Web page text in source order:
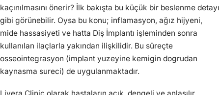
kaçınılmasını önerir? İlk bakışta bu küçük bir beslenme detayı
gibi görünebilir. Oysa bu konu; inflamasyon, ağız hijyeni,
mide hassasiyeti ve hatta Diş İmplantı işleminden sonra
kullanılan ilaçlarla yakından ilişkilidir. Bu süreçte
osseointegrasyon (implant yuzeyine kemigin dogrudan
kaynasma sureci) de uygulanmaktadır.